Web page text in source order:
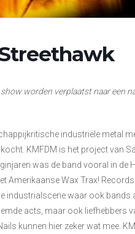
Streethawk
worden verplaatst naar een
industriële metal
KMFDM is het project van
was de band vooral in de
Amerikaanse Wax Trax! Records
industrialscene waar ook bands
acts, maar ook liefhebbers
kunnen hier zeker wat mee.